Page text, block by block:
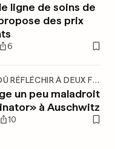
ligne de soins de
des prix
6
«IL AURAIT DÛ RÉFLÉCHIR À DEUX FOIS»
un peu maladroit
à Auschwitz
10